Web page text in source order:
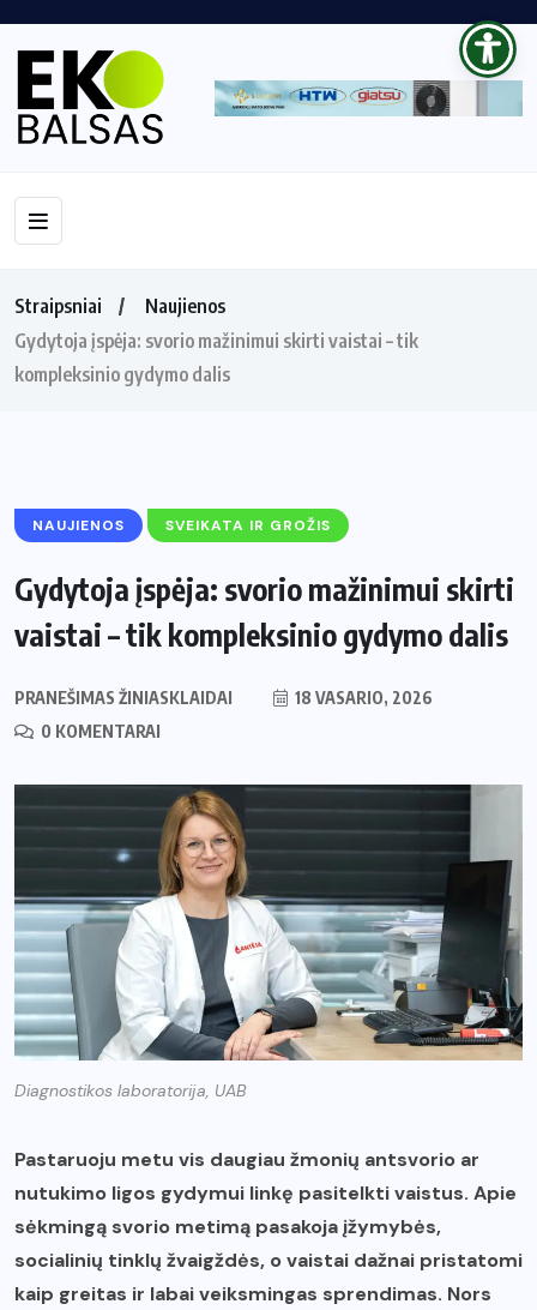
Straipsniai
Naujienos
Gydytoja įspėja: svorio mažinimui skirti vaistai – tik
kompleksinio gydymo dalis
NAUJIENOS SVEIKATA IR GROŽIS
Gydytoja įspėja: svorio mažinimui skirti
vaistai – tik kompleksinio gydymo dalis
PRANEŠIMAS ŽINIASKLAIDAI
18 VASARIO, 2026
0 KOMENTARAI
Diagnostikos laboratorija, UAB
Pastaruoju metu vis daugiau žmonių antsvorio ar
nutukimo ligos gydymui linkę pasitelkti vaistus. Apie
sėkmingą svorio metimą pasakoja įžymybės,
socialinių tinklų žvaigždės, o vaistai dažnai pristatomi
kaip greitas ir labai veiksmingas sprendimas. Nors